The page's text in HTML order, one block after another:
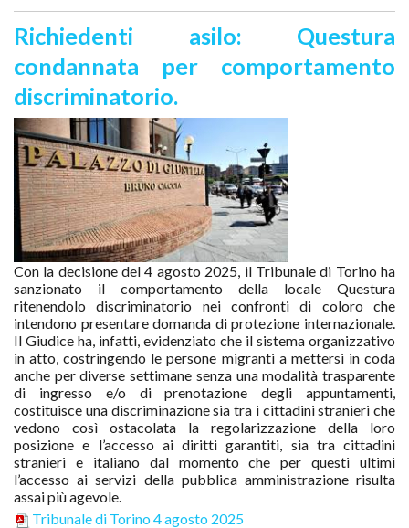
Richiedenti asilo: Questura
condannata per comportamento
discriminatorio.
Con la decisione del 4 agosto 2025, il Tribunale di Torino ha
sanzionato il comportamento della locale Questura
ritenendolo discriminatorio nei confronti di coloro che
intendono presentare domanda di protezione internazionale.
Il Giudice ha, infatti, evidenziato che il sistema organizzativo
in atto, costringendo le persone migranti a mettersi in coda
anche per diverse settimane senza una modalità trasparente
di ingresso e/o di prenotazione degli appuntamenti,
costituisce una discriminazione sia tra i cittadini stranieri che
vedono così ostacolata la regolarizzazione della loro
posizione e l’accesso ai diritti garantiti, sia tra cittadini
stranieri e italiano dal momento che per questi ultimi
l’accesso ai servizi della pubblica amministrazione risulta
assai più agevole.
Tribunale di Torino 4 agosto 2025